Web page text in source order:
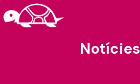
Notícies